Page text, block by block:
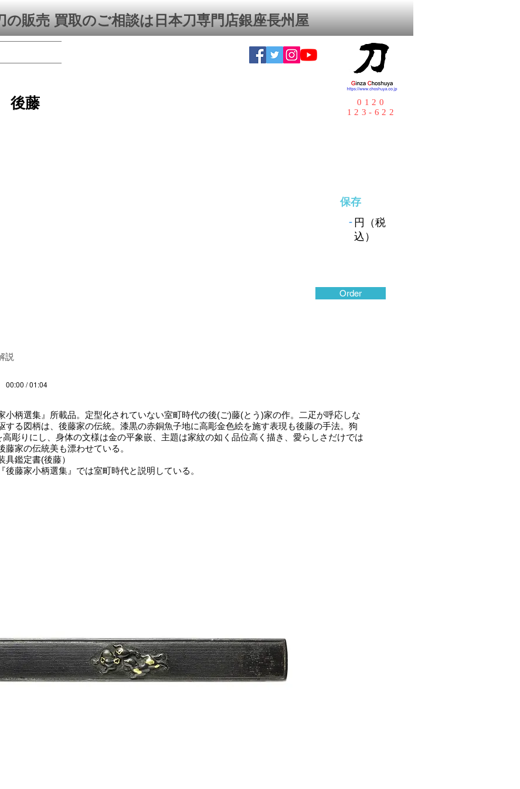
の販売 買取のご相談は日本刀専門店銀座⻑州屋
後藤
0120
123-622
保存
- 円（税
込）
Order
説
00:00 / 01:04
小柄選集』所載品。定型化されていない室町時代の後(ご)藤(とう)家の作。二疋が呼応しな
する図柄は、後藤家の伝統。漆黒の赤銅魚子地に高彫金色絵を施す表現も後藤の手法。狗
高彫りにし、身体の文様は金の平象嵌、主題は家紋の如く品位高く描き、愛らしさだけでは
藤家の伝統美も漂わせている。
具鑑定書(後藤）
後藤家小柄選集』では室町時代と説明している。